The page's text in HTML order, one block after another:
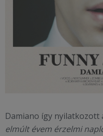
Damiano így nyilatkozott
elmúlt évem érzelmi